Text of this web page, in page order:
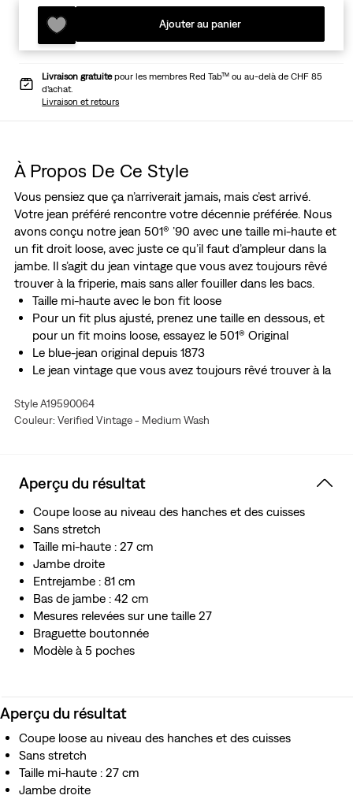
Ajouter au panier
Livraison gratuitepour les membres Red Tab™ ou au-delà de CHF 85
d’achat.
Livraison et retours
À Propos De Ce Style
Vous pensiez que ça n’arriverait jamais, mais c’est arrivé.
Votre jean préféré rencontre votre décennie préférée. Nous
avons conçu notre jean 501® ’90 avec une taille mi-haute et
un fit droit loose, avec juste ce qu’il faut d’ampleur dans la
jambe. Il s’agit du jean vintage que vous avez toujours rêvé
trouver à la friperie, mais sans aller fouiller dans les bacs.
Taille mi-haute avec le bon fit loose
Pour un fit plus ajusté, prenez une taille en dessous, et
pour un fit moins loose, essayez le 501® Original
Le blue-jean original depuis 1873
Le jean vintage que vous avez toujours rêvé trouver à la
Pensez H2O : ce vêtement a été fabriqué avec de l’eau
recyclée ce qui nous aide à réduire notre impact sur
Style A19590064
Couleur: Verified Vintage - Medium Wash
Aperçu du résultat
Coupe loose au niveau des hanches et des cuisses
Sans stretch
Taille mi-haute : 27 cm
Jambe droite
Entrejambe : 81 cm
Bas de jambe : 42 cm
Mesures relevées sur une taille 27
Braguette boutonnée
Modèle à 5 poches
Aperçu du résultat
Coupe loose au niveau des hanches et des cuisses
Sans stretch
Taille mi-haute : 27 cm
Jambe droite